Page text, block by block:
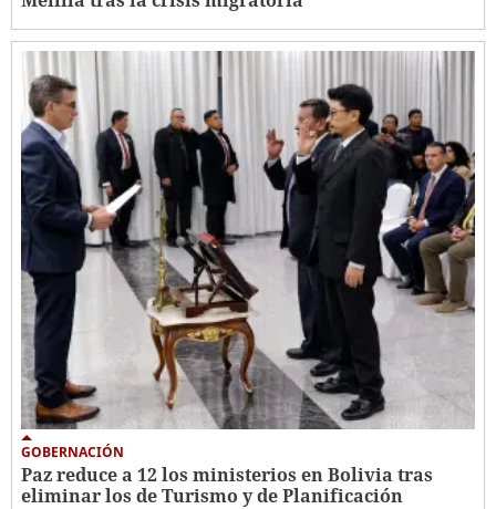
GOBERNACIÓN
Paz reduce a 12 los ministerios en Bolivia tras
eliminar los de Turismo y de Planificación